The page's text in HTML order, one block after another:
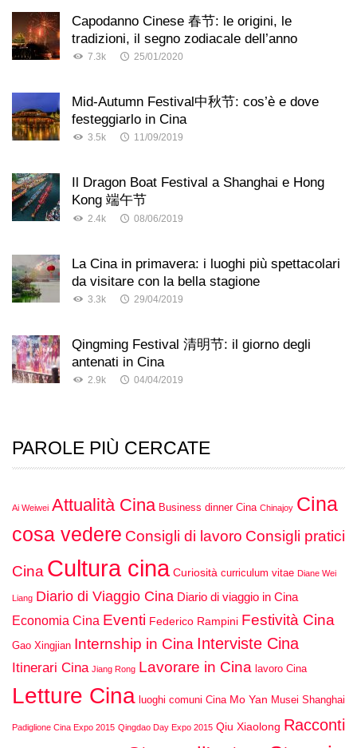
Capodanno Cinese 春节: le origini, le
tradizioni, il segno zodiacale dell’anno
7.3k 25/01/2020
Mid-Autumn Festival中秋节: cos’è e dove
festeggiarlo in Cina
3.5k 11/09/2019
Il Dragon Boat Festival a Shanghai e Hong
Kong 端午节
2.4k 08/06/2019
La Cina in primavera: i luoghi più spettacolari
da visitare con la bella stagione
3.3k 29/04/2019
Qingming Festival 清明节: il giorno degli
antenati in Cina
2.9k 04/04/2019
PAROLE PIÙ CERCATE
Ai Weiwei Attualità Cina Business dinner Cina Chinajoy Cina
cosa vedere Consigli di lavoro Consigli pratici
Cina Cultura cina Curiosità curriculum vitae Diane Wei
Liang Diario di Viaggio Cina Diario di viaggio in Cina
Economia Cina Eventi Federico Rampini Festività Cina
Gao Xingjian Internship in Cina Interviste Cina
Itinerari Cina Jiang Rong Lavorare in Cina lavoro Cina
Letture Cina luoghi comuni Cina Mo Yan Musei Shanghai
Padiglione Cina Expo 2015 Qingdao Day Expo 2015 Qiu Xiaolong Racconti